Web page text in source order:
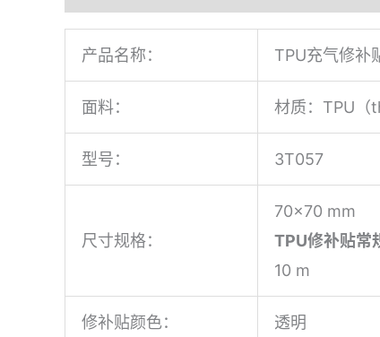
产品名称： TPU充气修补
面料： 材质：TPU（
型号： 3T057
尺寸规格：
70×70 mm
TPU修补贴常
10 m
修补贴颜色： 透明